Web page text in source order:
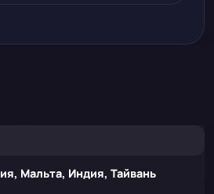
Мальта, Индия, Тайвань